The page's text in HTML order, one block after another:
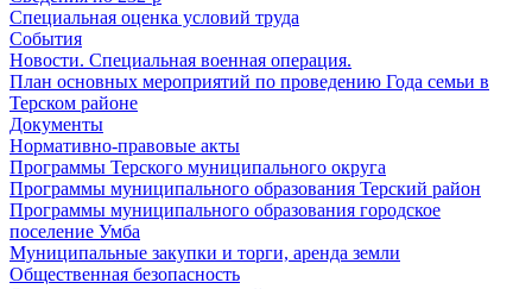
Специальная оценка условий труда
События
Новости. Специальная военная операция.
План основных мероприятий по проведению Года семьи в
Терском районе
Документы
Нормативно-правовые акты
Программы Терского муниципального округа
Программы муниципального образования Терский район
Программы муниципального образования городское
поселение Умба
Муниципальные закупки и торги, аренда земли
Общественная безопасность